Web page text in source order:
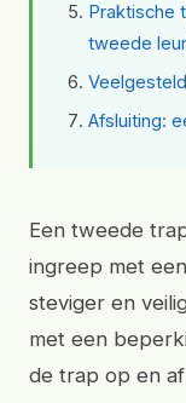
Praktische
tweede
Afsluiting:
Een tweede
ingreep met
steviger en
met een
de trap op en